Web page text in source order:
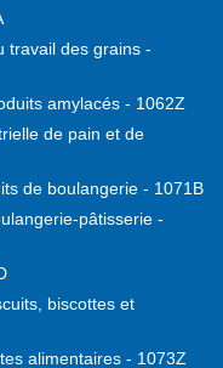
travail des grains -
amylacés - 1062Z
de pain et de
de boulangerie - 1071B
pâtisserie -
biscottes et
alimentaires - 1073Z